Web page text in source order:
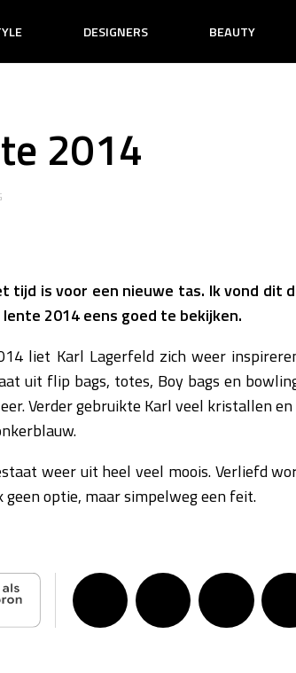
DESIGNERS BEAUTY
2014
tijd is voor een nieuwe tas. Ik vond dit
2014 eens goed te bekijken.
liet Karl Lagerfeld zich weer
uit flip bags, totes, Boy bags en
Verder gebruikte Karl veel kristallen
weer uit heel veel moois. Verliefd
optie, maar simpelweg een feit.